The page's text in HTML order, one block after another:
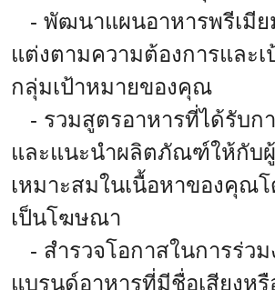
- พัฒนาแผนอาหารพรีเมีย
แต่งตามความต้องการและเ
กลุ่มเป้าหมายของคุณ
- รวมสูตรอาหารที่ได้รับก
และแนะนำผลิตภัณฑ์ให้กับผู้
เหมาะสมในเนื้อหาของคุณ
เป็นโฆษณา
- สำรวจโอกาสในการร่ว
แบรนด์อาหารที่มีชื่อเสียงหรื